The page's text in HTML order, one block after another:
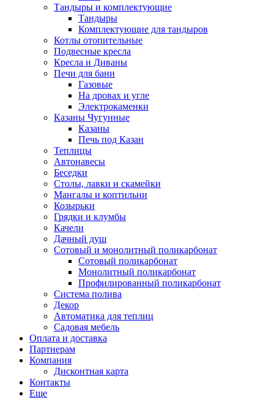
Тандыры и комплектующие
Тандыры
Комплектующие для тандыров
Котлы отопительные
Подвесные кресла
Кресла и Диваны
Печи для бани
Газовые
На дровах и угле
Электрокаменки
Казаны Чугунные
Казаны
Печь под Казан
Теплицы
Автонавесы
Беседки
Столы, лавки и скамейки
Мангалы и коптильни
Козырьки
Грядки и клумбы
Качели
Дачный душ
Сотовый и монолитный поликарбонат
Сотовый поликарбонат
Монолитный поликарбонат
Профилированный поликарбонат
Система полива
Декор
Автоматика для теплиц
Садовая мебель
Оплата и доставка
Партнерам
Компания
Дисконтная карта
Контакты
Еще